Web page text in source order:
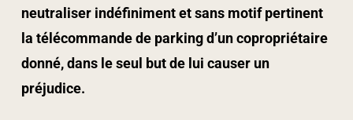
neutraliser indéfiniment et sans motif pertinent
la télécommande de parking d’un copropriétaire
donné, dans le seul but de lui causer un
préjudice.